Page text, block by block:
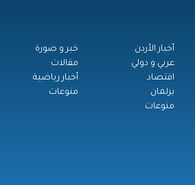
أخبار الأردن
عربي و دولي
اقتصاد
برلمان
منوعات
خبر و صورة
مقالات
أخبار رياضية
منوعات